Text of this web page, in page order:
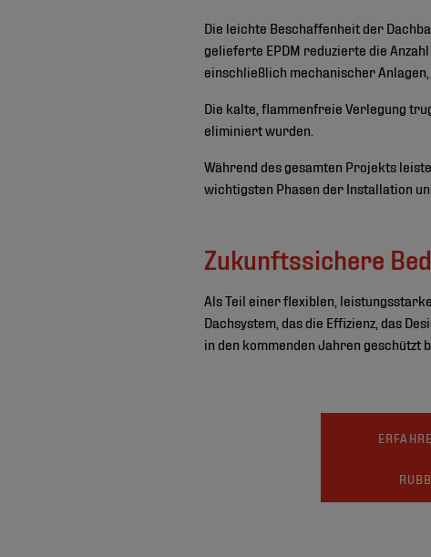
Die leichte Beschaffenheit der
gelieferte EPDM reduzierte die
einschließlich mechanischer
Die kalte, flammenfreie Verlegung
eliminiert wurden.
Während des gesamten Projekts
wichtigsten Phasen der Installation
Zukunftssichere
Als Teil einer flexiblen,
Dachsystem, das die Effizienz, das
in den kommenden Jahren geschützt